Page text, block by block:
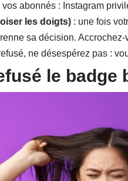
abonnés : Instagram
les doigts) : une fois
sa décision.
ne désespérez pas :
le badge